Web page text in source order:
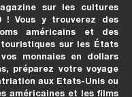
sur les cultures
! Vous y trouverez des
américains et des
sur les États
monnaies en dollars
préparez votre voyage
aux Etats-Unis ou
américaines et les films